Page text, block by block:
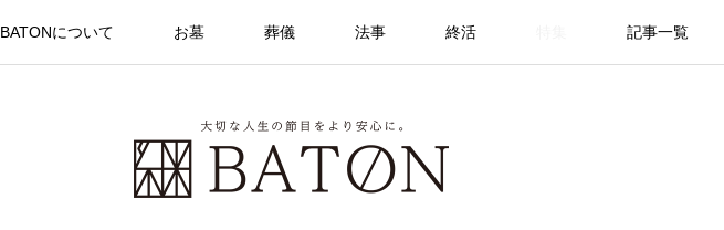
BATONについて お墓 葬儀 法事 終活 記事一覧